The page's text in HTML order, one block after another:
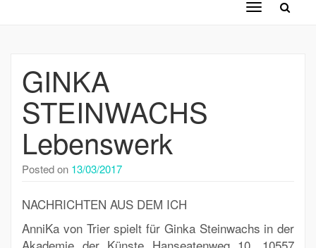
Toggle
GINKA
STEINWACHS
Lebenswerk
Posted on 13/03/2017
NACHRICHTEN AUS DEM ICH
AnniKa von Trier spielt für Ginka Steinwachs in der